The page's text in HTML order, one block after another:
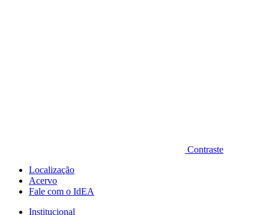
Contraste
Localização
Acervo
Fale com o IdEA
Institucional